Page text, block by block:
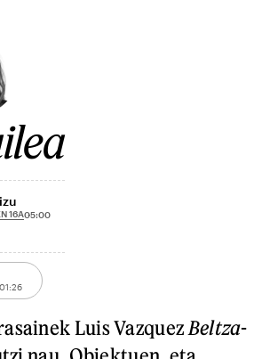
16A05:00
Luis Vazquez Beltza-